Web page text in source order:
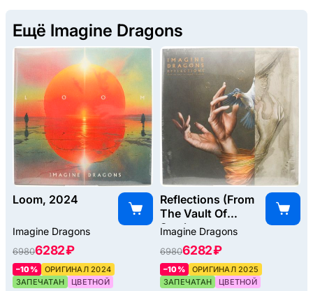
Ещё Imagine Dragons
Loom, 2024
Imagine Dragons
69806282 ₽
–10%
ОРИГИНАЛ 2024
ЗАПЕЧАТАН
ЦВЕТНОЙ
Reflections (From
The Vault Of
Smoke +
Mirrors), 2025
Imagine Dragons
69806282 ₽
–10%
ОРИГИНАЛ 2025
ЗАПЕЧАТАН
ЦВЕТНОЙ